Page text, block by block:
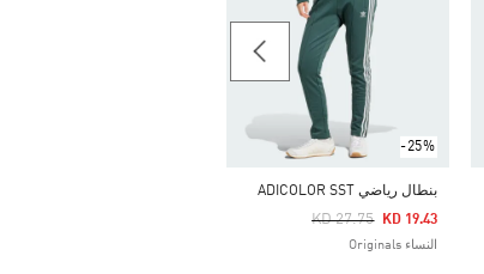
-25%
بنطال رياضي ADICOLOR SST
Price Reduced From
KD 27.75
To KD 19.43
النساء Originals
Price Reduced From